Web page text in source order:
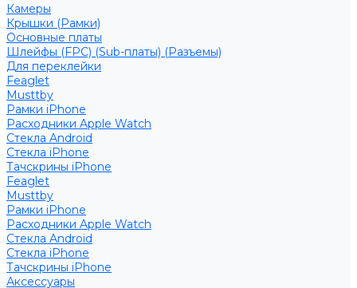
Камеры
Крышки (Рамки)
Основные платы
Шлейфы (FPC) (Sub-платы) (Разъемы)
Для переклейки
Feaglet
Musttby
Рамки iPhone
Расходники Apple Watch
Стекла Android
Стекла iPhone
Тачскрины iPhone
Feaglet
Musttby
Рамки iPhone
Расходники Apple Watch
Стекла Android
Стекла iPhone
Тачскрины iPhone
Аксессуары